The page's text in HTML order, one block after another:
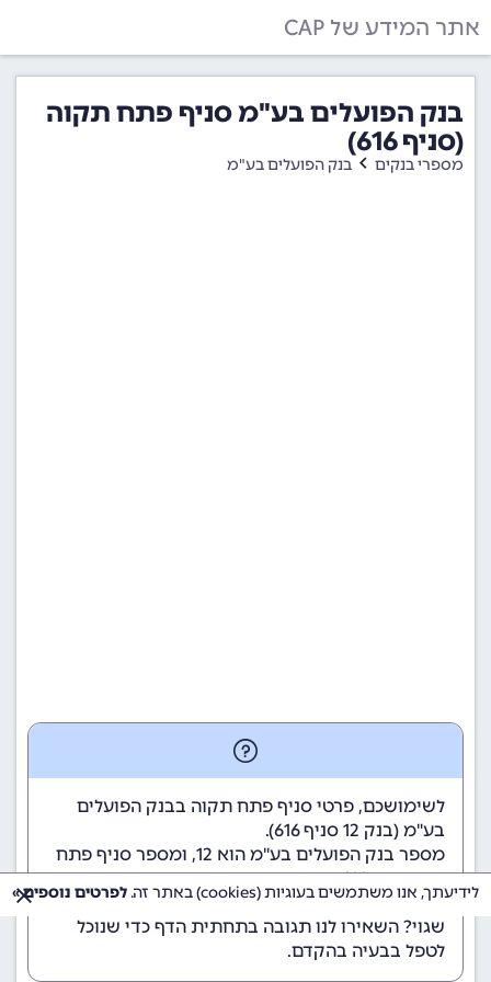
אתר המידע של CAP
בנק הפועלים בע"מ סניף פתח תקוה
(סניף 616)
מספרי בנקים בנק הפועלים בע"מ
לשימושכם, פרטי סניף פתח תקוה בבנק הפועלים
בע"מ (בנק 12
סניף 616).
מספר בנק הפועלים בע"מ הוא 12
, ומספר סניף פתח
תקוה הוא 616.
הנתונים מתעדכנים באופן קבוע. נתקלתם במידע
שגוי? השאירו לנו תגובה בתחתית הדף כדי שנוכל
לטפל בבעיה בהקדם.
לידיעתך, אנו משתמשים בעוגיות (cookies) באתר זה. לפרטים נוספים »